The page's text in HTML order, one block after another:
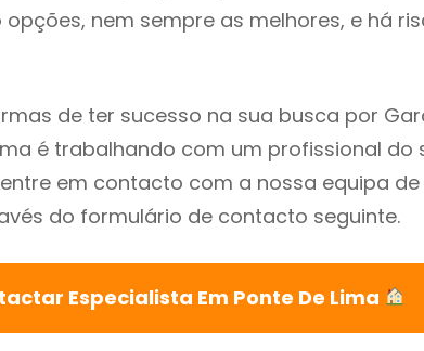
nem sempre as melhores, e há
de ter sucesso na sua busca por
é trabalhando com um profissional do
em contacto com a nossa equipa
do formulário de contacto seguinte.
Especialista Em Ponte De Lima